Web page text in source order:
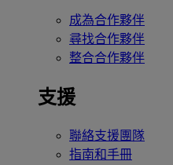
成為合作夥伴
尋找合作夥伴
整合合作夥伴
支援
聯絡支援團隊
指南和手冊